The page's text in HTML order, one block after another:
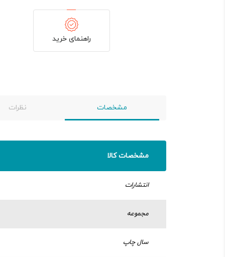
راهنمای خرید
مشخصات نظرات
مشخصات کالا
انتشارات
مجموعه
سال چاپ